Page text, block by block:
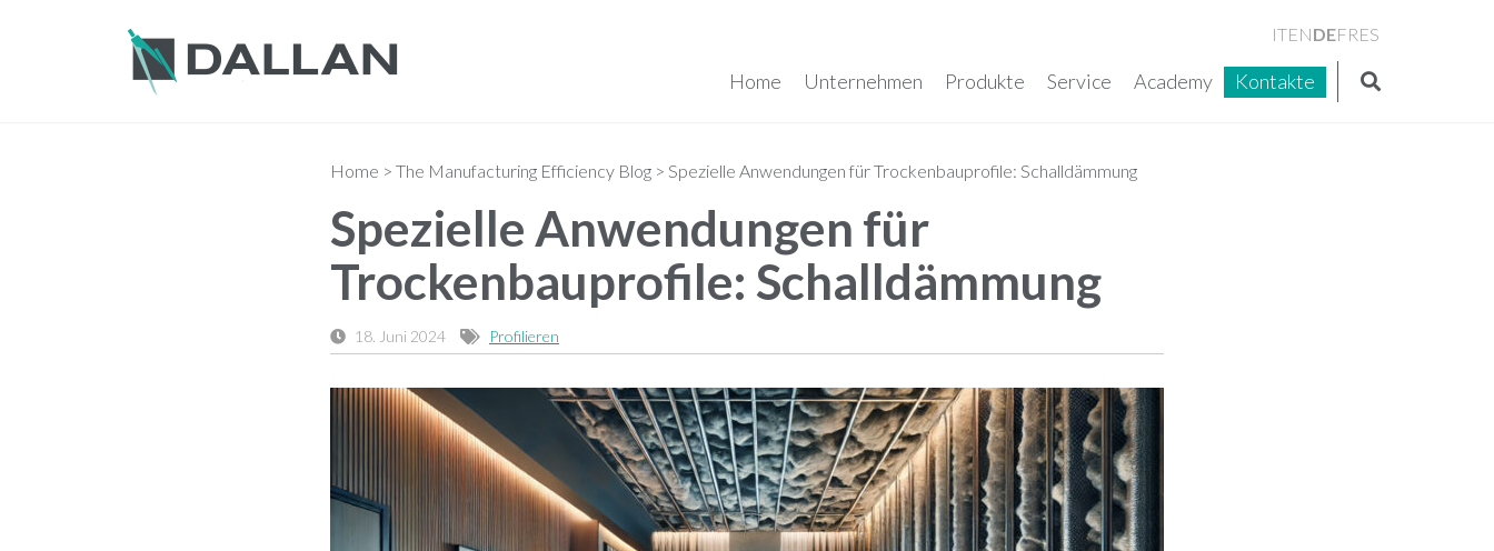
ITENDEFRES
Home Unternehmen Produkte Service Academy Kontakte
Home > The Manufacturing Efficiency Blog > Spezielle Anwendungen für Trockenbauprofile: Schalldämmung
Spezielle Anwendungen für
Trockenbauprofile: Schalldämmung
18. Juni 2024 Profilieren